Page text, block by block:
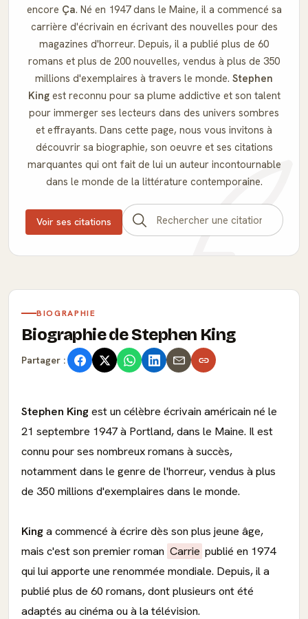
encore Ça. Né en 1947 dans le Maine, il a commencé sa
carrière d'écrivain en écrivant des nouvelles pour des
magazines d'horreur. Depuis, il a publié plus de 60
romans et plus de 200 nouvelles, vendus à plus de 350
millions d'exemplaires à travers le monde. Stephen
Kingest reconnu pour sa plume addictive et son talent
pour immerger ses lecteurs dans des univers sombres
et effrayants. Dans cette page, nous vous invitons à
découvrir sa biographie, son oeuvre et ses citations
marquantes qui ont fait de lui un auteur incontournable
dans le monde de la littérature contemporaine.
Voir ses citations
BIOGRAPHIE
Biographie de Stephen King
Partager :
Stephen Kingest un célèbre écrivain américain né le
21 septembre 1947 à Portland, dans le Maine. Il est
connu pour ses nombreux romans à succès,
notamment dans le genre de l'horreur, vendus à plus
de 350 millions d'exemplaires dans le monde.
Kinga commencé à écrire dès son plus jeune âge,
mais c'est son premier roman Carrie publié en 1974
qui lui apporte une renommée mondiale. Depuis, il a
publié plus de 60 romans, dont plusieurs ont été
adaptés au cinéma ou à la télévision.